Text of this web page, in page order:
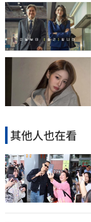
其他人也在看